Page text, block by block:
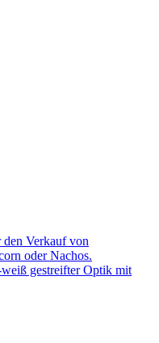
Verkauf von
oder Nachos.
gestreifter Optik mit